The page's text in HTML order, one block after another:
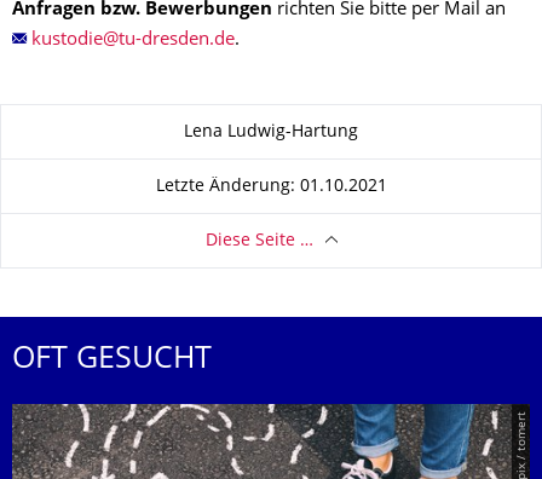
Anfragen bzw. Bewerbungen richten Sie bitte per Mail an
.
Zu dieser SeiteLena Ludwig-Hartung
Letzte Änderung: 01.10.2021
Diese Seite …
OFT GESUCHT